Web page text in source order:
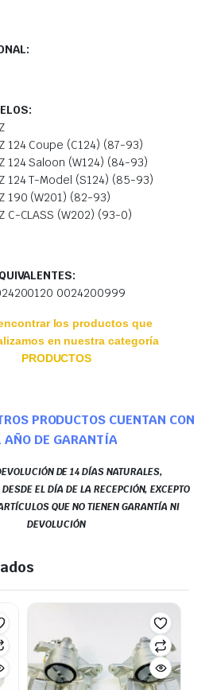
124 Coupe (C124) (87-93)
124 Saloon (W124) (84-93)
124 T-Model (S124) (85-93)
190 (W201) (82-93)
C-CLASS (W202) (93-0)
0024200999
los productos que
en nuestra categoría
PRODUCTOS
PRODUCTOS CUENTAN CON
AÑO DE GARANTÍA
DE 14 DÍAS NATURALES,
EL DÍA DE LA RECEPCIÓN, EXCEPTO
QUE NO TIENEN GARANTÍA NI
DEVOLUCIÓN